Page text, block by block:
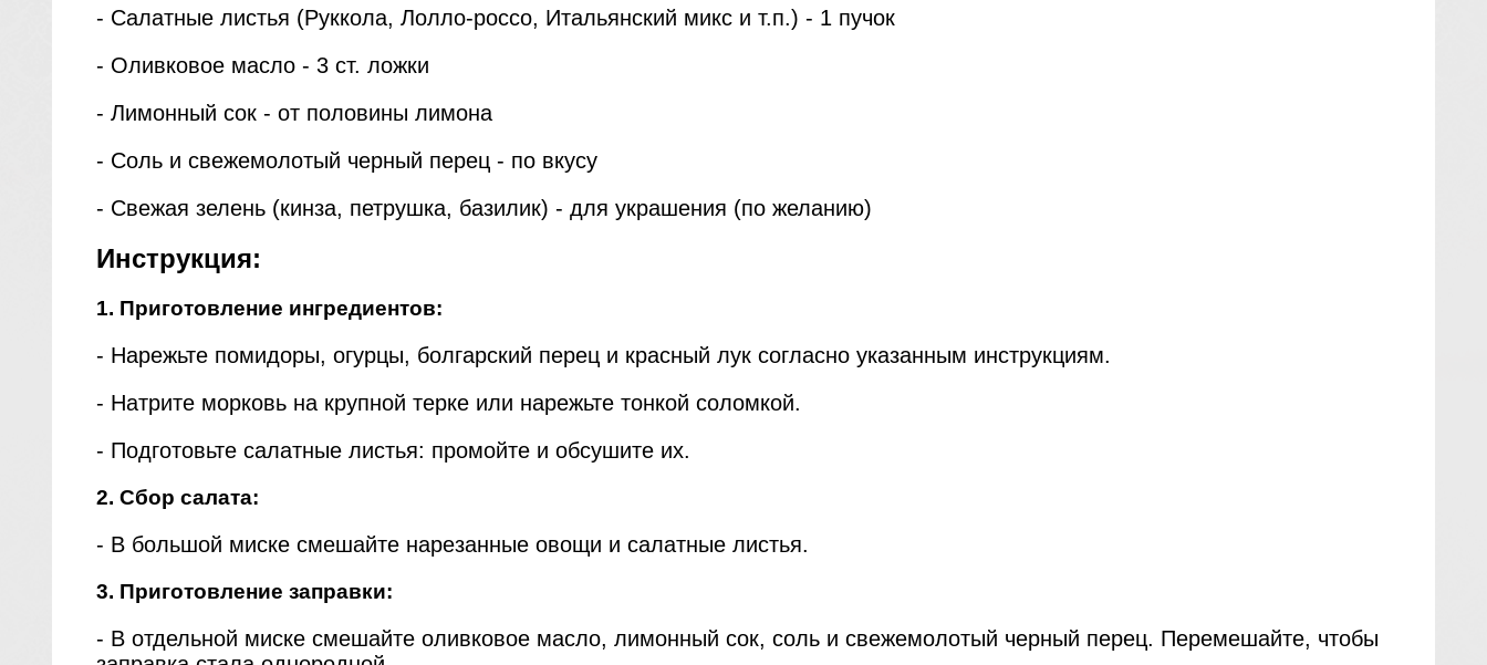
- Салатные листья (Руккола, Лолло-россо, Итальянский микс и т.п.) - 1 пучок
- Оливковое масло - 3 ст. ложки
- Лимонный сок - от половины лимона
- Соль и свежемолотый черный перец - по вкусу
- Свежая зелень (кинза, петрушка, базилик) - для украшения (по желанию)
Инструкция:
1. Приготовление ингредиентов:
- Нарежьте помидоры, огурцы, болгарский перец и красный лук согласно указанным инструкциям.
- Натрите морковь на крупной терке или нарежьте тонкой соломкой.
- Подготовьте салатные листья: промойте и обсушите их.
2. Сбор салата:
- В большой миске смешайте нарезанные овощи и салатные листья.
3. Приготовление заправки:
- В отдельной миске смешайте оливковое масло, лимонный сок, соль и свежемолотый черный перец. Перемешайте, чтобы